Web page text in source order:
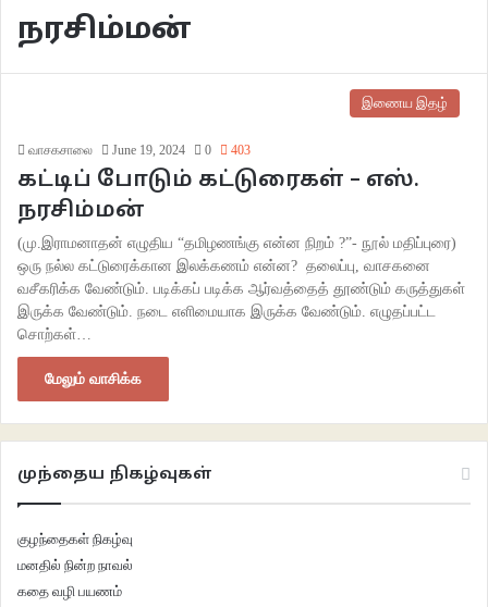
நரசிம்மன்
இணைய இதழ்
வாசகசாலை June 19, 2024 0 403
கட்டிப் போடும் கட்டுரைகள் – எஸ்.
நரசிம்மன்
(மு.இராமனாதன் எழுதிய “தமிழணங்கு என்ன நிறம் ?”- நூல் மதிப்புரை)
ஒரு நல்ல கட்டுரைக்கான இலக்கணம் என்ன? தலைப்பு, வாசகனை
வசீகரிக்க வேண்டும். படிக்கப் படிக்க ஆர்வத்தைத் தூண்டும் கருத்துகள்
இருக்க வேண்டும். நடை எளிமையாக இருக்க வேண்டும். எழுதப்பட்ட
சொற்கள்…
மேலும் வாசிக்க
முந்தைய நிகழ்வுகள்
குழந்தைகள் நிகழ்வு
மனதில் நின்ற நாவல்
கதை வழி பயணம்